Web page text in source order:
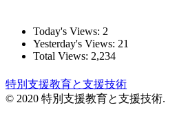
Today's Views: 2
Yesterday's Views: 21
Total Views: 2,234
特別支援教育と支援技術
© 2020 特別支援教育と支援技術.